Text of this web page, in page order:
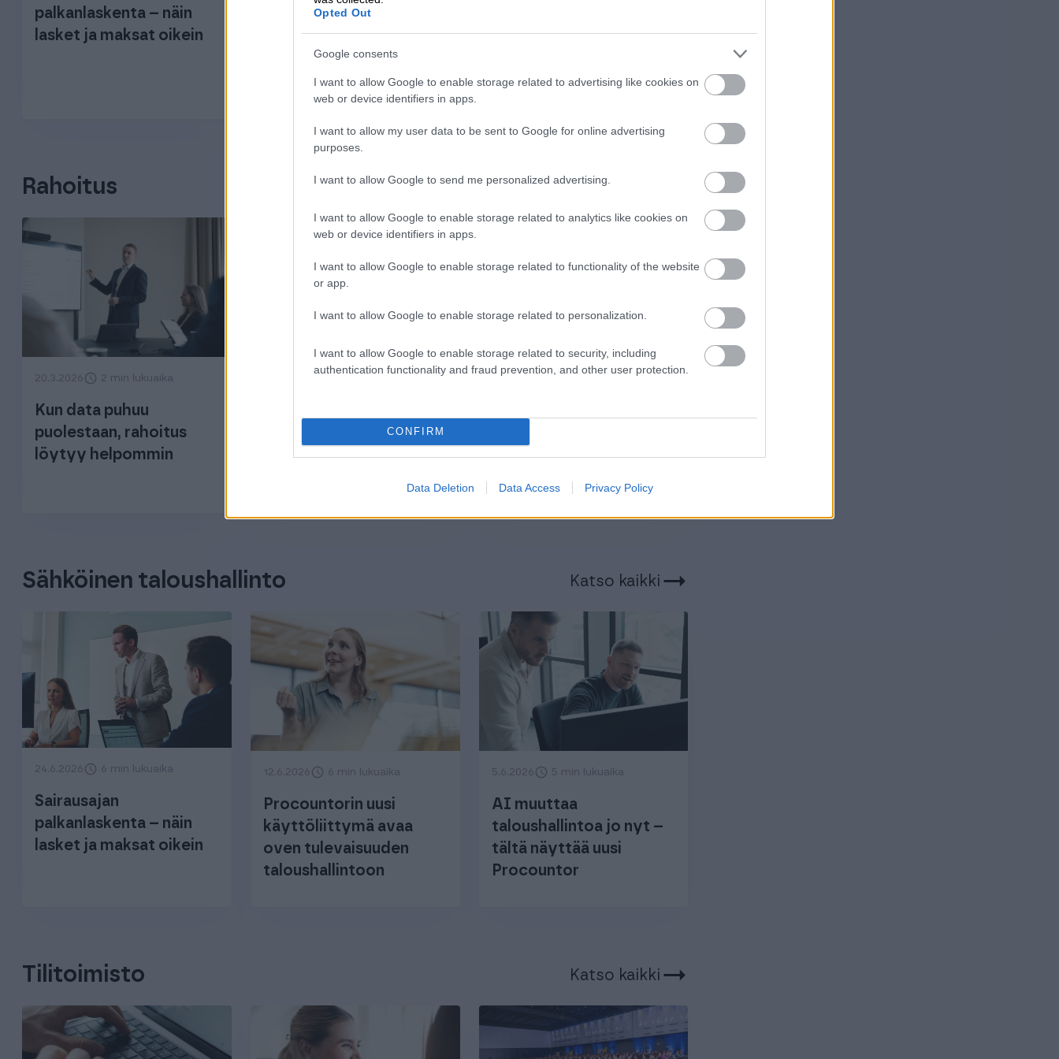
Opted Out
Google consents
I want to allow Google to enable storage related to advertising like cookies on
web or device identifiers in apps.
I want to allow my user data to be sent to Google for online advertising
purposes.
I want to allow Google to send me personalized advertising.
I want to allow Google to enable storage related to analytics like cookies on
web or device identifiers in apps.
I want to allow Google to enable storage related to functionality of the website
or app.
I want to allow Google to enable storage related to personalization.
I want to allow Google to enable storage related to security, including
authentication functionality and fraud prevention, and other user protection.
CONFIRM
Data Deletion Data Access Privacy Policy
palkanlaskenta – näin
lasket ja maksat oikein
käyttöliittymä avaa
oven tulevaisuuden
taloushallintoon
tilinpäätöksestä
Procountorissa
Rahoitus Katso kaikki
20.3.2026 2 min lukuaika
Kun data puhuu
puolestaan, rahoitus
löytyy helpommin
Kassanhallinta, rahoitus
14.9.2023 4 min lukuaika
menestykselle
Sähköinen taloushallinto Katso kaikki
24.6.2026 6 min lukuaika
Sairausajan
palkanlaskenta – näin
lasket ja maksat oikein
12.6.2026 6 min lukuaika
Procountorin uusi
käyttöliittymä avaa
oven tulevaisuuden
taloushallintoon
5.6.2026 5 min lukuaika
AI muuttaa
taloushallintoa jo nyt –
tältä näyttää uusi
Procountor
Tilitoimisto Katso kaikki